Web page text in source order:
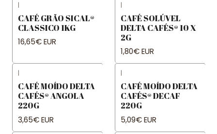
|
CAFÉ GRÃO SICAL®
CLASSICO 1KG
16,65€ EUR
|
CAFÉ SOLÚVEL
DELTA CAFÉS® 10 X
2G
1,80€ EUR
|
CAFÉ MOÍDO DELTA
CAFÉS® ANGOLA
220G
3,65€ EUR
|
CAFÉ MOÍDO DELTA
CAFÉS® DECAF
220G
5,09€ EUR